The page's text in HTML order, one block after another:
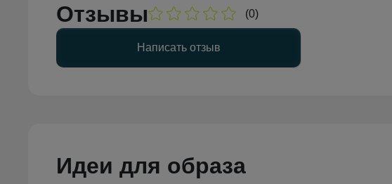
Отзывы (0)
Написать отзыв
Идеи для образа